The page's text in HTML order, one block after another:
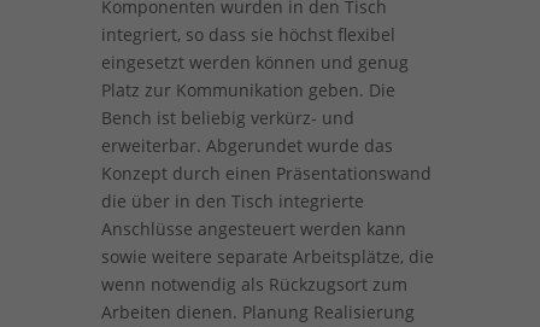
Komponenten wurden in den Tisch
integriert, so dass sie höchst flexibel
eingesetzt werden können und genug
Platz zur Kommunikation geben. Die
Bench ist beliebig verkürz- und
erweiterbar. Abgerundet wurde das
Konzept durch einen Präsentationswand
die über in den Tisch integrierte
Anschlüsse angesteuert werden kann
sowie weitere separate Arbeitsplätze, die
wenn notwendig als Rückzugsort zum
Arbeiten dienen. Planung Realisierung